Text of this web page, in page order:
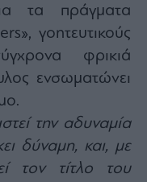
τα πράγματα
γοητευτικούς
φρικιά
ενσωματώνει
την αδυναμία
δύναμη, και, με
τον τίτλο του